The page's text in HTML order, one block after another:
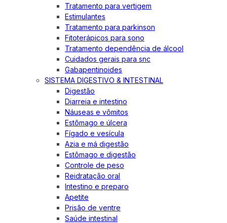
Tratamento para vertigem
Estimulantes
Tratamento para parkinson
Fitoterápicos para sono
Tratamento dependência de álcool
Cuidados gerais para snc
Gabapentinoides
SISTEMA DIGESTIVO & INTESTINAL
Digestão
Diarreia e intestino
Náuseas e vômitos
Estômago e úlcera
Fígado e vesícula
Azia e má digestão
Estômago e digestão
Controle de peso
Reidratação oral
Intestino e preparo
Apetite
Prisão de ventre
Saúde intestinal